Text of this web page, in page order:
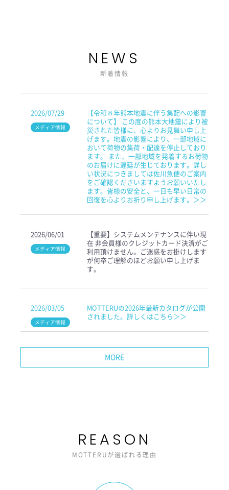
NEWS
新着情報
2026/07/29
【令和８年熊本地震に伴う集配への影響
について】 この度の熊本大地震により被
災された皆様に、心よりお見舞い申し上
げます。地震の影響により、一部地域に
おいて荷物の集荷・配達を停止しており
ます。 また、一部地域を発着するお荷物
のお届けに遅延が生じております。詳し
い状況につきましては佐川急便のご案内
をご確認くださいますようお願いいたし
ます。皆様の安全と、一日も早い日常の
回復を心よりお祈り申し上げます。＞＞
2026/06/01
【重要】システムメンテナンスに伴い現
在 非会員様のクレジットカード決済がご
利用頂けません。ご迷惑をお掛けします
が何卒ご理解のほどお願い申し上げま
す。
2026/03/05
MOTTERUの2026年最新カタログが公開
されました。詳しくはこちら＞＞
MORE
REASON
MOTTERUが選ばれる理由